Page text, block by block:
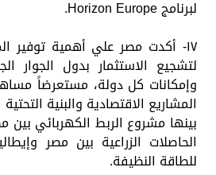
لبرنامج Horizon Europe.
١٧- أكدت مصر علي أهمية توفير
لتشجيع الاستثمار بدول الجوار
وإمكانات كل دولة، مستعرضاً
المشاريع الاقتصادية والبنية
بينها مشروع الربط الكهربائي بين
الحاصلات الزراعية بين مصر
للطاقة النظيفة.